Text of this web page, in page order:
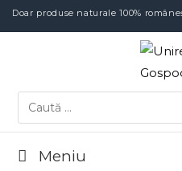
Doar produse naturale 100%
Meniu